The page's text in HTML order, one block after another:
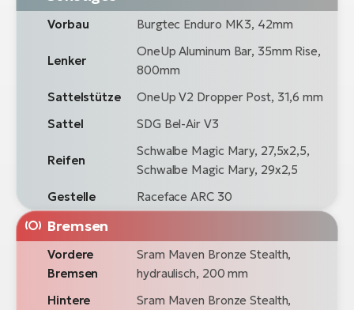
Vorbau Burgtec Enduro MK3, 42mm
Lenker
OneUp Aluminum Bar, 35mm Rise,
800mm
Sattelstütze
OneUp V2 Dropper Post, 31,6 mm
Sattel
SDG Bel-Air V3
Reifen
Schwalbe Magic Mary, 27,5x2,5,
Schwalbe Magic Mary, 29x2,5
Gestelle
Raceface ARC 30
Bremsen
Vordere
Bremsen
Sram Maven Bronze Stealth,
hydraulisch, 200 mm
Hintere
Sram Maven Bronze Stealth,